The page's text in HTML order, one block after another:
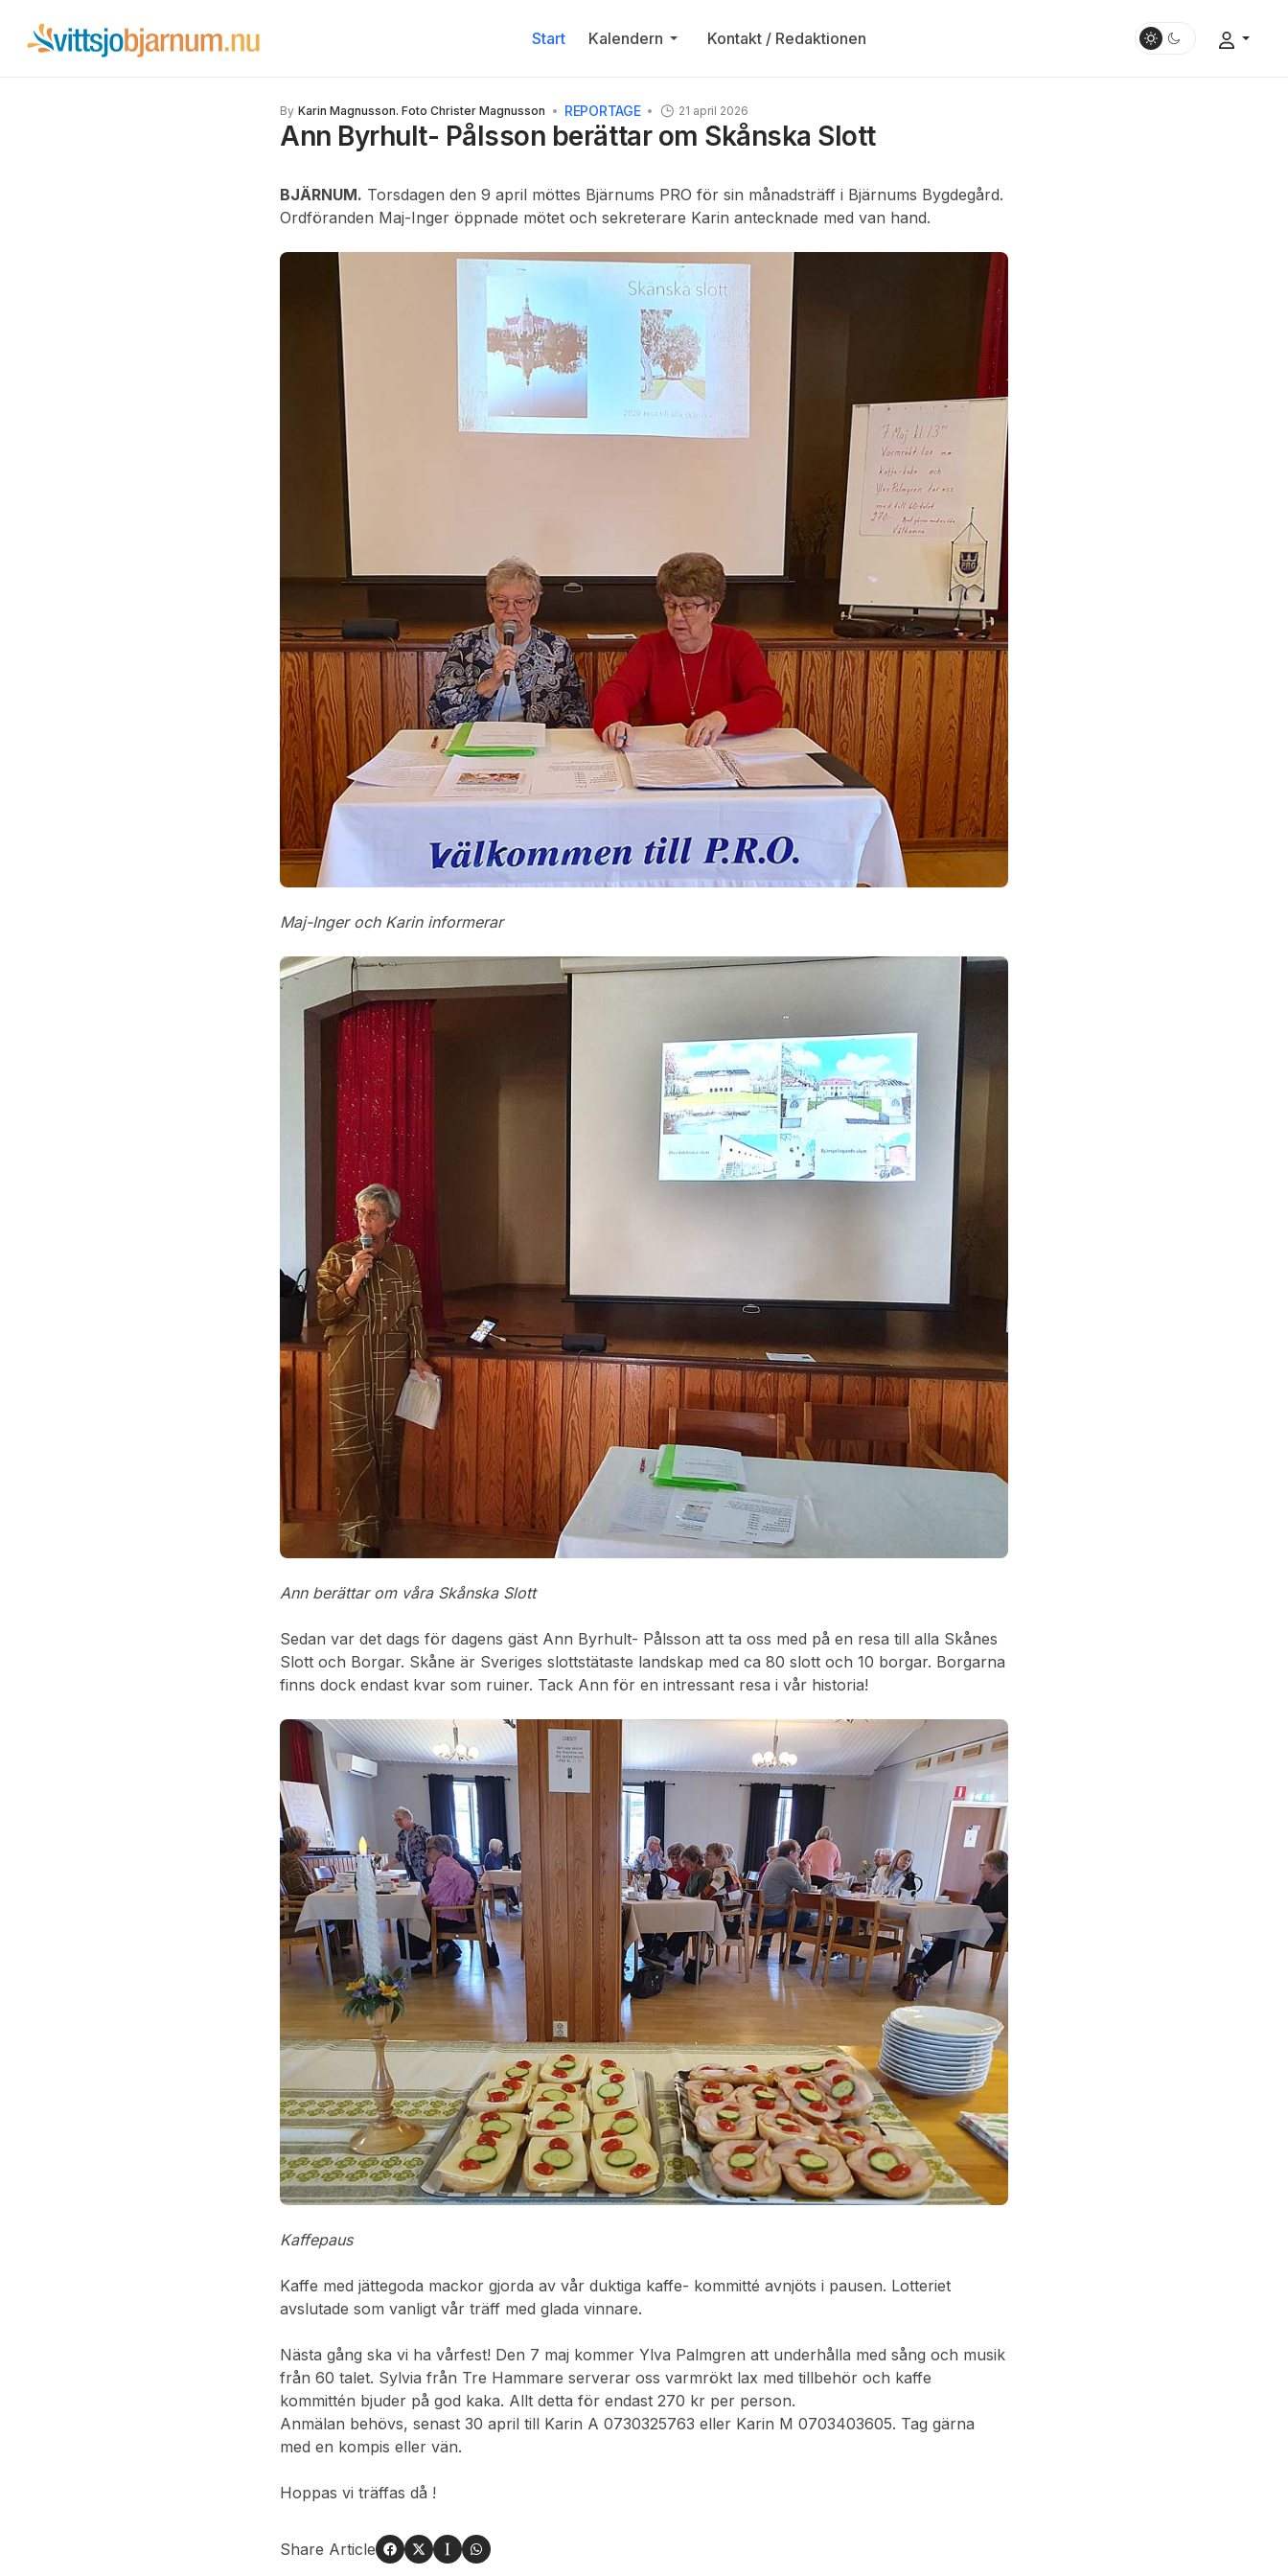
Start Kalendern Kontakt / Redaktionen
By Karin Magnusson. Foto Christer Magnusson REPORTAGE 21 april 2026
Ann Byrhult- Pålsson berättar om Skånska Slott
BJÄRNUM. Torsdagen den 9 april möttes Bjärnums PRO för sin månadsträff i Bjärnums Bygdegård.
Ordföranden Maj-Inger öppnade mötet och sekreterare Karin antecknade med van hand.
Maj-Inger och Karin informerar
Ann berättar om våra Skånska Slott
Sedan var det dags för dagens gäst Ann Byrhult- Pålsson att ta oss med på en resa till alla Skånes
Slott och Borgar. Skåne är Sveriges slottstätaste landskap med ca 80 slott och 10 borgar. Borgarna
finns dock endast kvar som ruiner. Tack Ann för en intressant resa i vår historia!
Kaffepaus
Kaffe med jättegoda mackor gjorda av vår duktiga kaffe- kommitté avnjöts i pausen. Lotteriet
avslutade som vanligt vår träff med glada vinnare.
Nästa gång ska vi ha vårfest! Den 7 maj kommer Ylva Palmgren att underhålla med sång och musik
från 60 talet. Sylvia från Tre Hammare serverar oss varmrökt lax med tillbehör och kaffe
kommittén bjuder på god kaka. Allt detta för endast 270 kr per person.
Anmälan behövs, senast 30 april till Karin A 0730325763 eller Karin M 0703403605. Tag gärna
med en kompis eller vän.
Hoppas vi träffas då !
Share Article